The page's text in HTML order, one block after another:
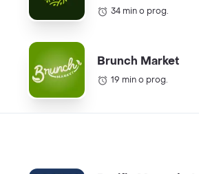
34 min o prog.
Brunch Market
19 min o prog.